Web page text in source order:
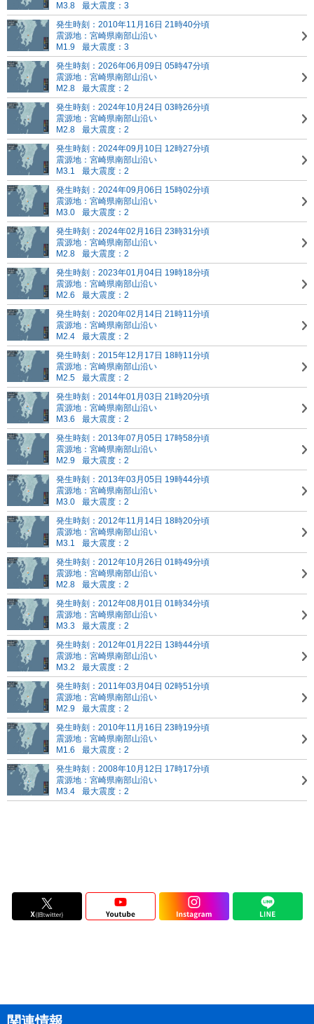
M3.8
最大震度：3
発生時刻：2010年11月16日 21時40分頃
震源地：宮崎県南部山沿い
M1.9
最大震度：3
発生時刻：2026年06月09日 05時47分頃
震源地：宮崎県南部山沿い
M2.8
最大震度：2
発生時刻：2024年10月24日 03時26分頃
震源地：宮崎県南部山沿い
M2.8
最大震度：2
発生時刻：2024年09月10日 12時27分頃
震源地：宮崎県南部山沿い
M3.1
最大震度：2
発生時刻：2024年09月06日 15時02分頃
震源地：宮崎県南部山沿い
M3.0
最大震度：2
発生時刻：2024年02月16日 23時31分頃
震源地：宮崎県南部山沿い
M2.8
最大震度：2
発生時刻：2023年01月04日 19時18分頃
震源地：宮崎県南部山沿い
M2.6
最大震度：2
発生時刻：2020年02月14日 21時11分頃
震源地：宮崎県南部山沿い
M2.4
最大震度：2
発生時刻：2015年12月17日 18時11分頃
震源地：宮崎県南部山沿い
M2.5
最大震度：2
発生時刻：2014年01月03日 21時20分頃
震源地：宮崎県南部山沿い
M3.6
最大震度：2
発生時刻：2013年07月05日 17時58分頃
震源地：宮崎県南部山沿い
M2.9
最大震度：2
発生時刻：2013年03月05日 19時44分頃
震源地：宮崎県南部山沿い
M3.0
最大震度：2
発生時刻：2012年11月14日 18時20分頃
震源地：宮崎県南部山沿い
M3.1
最大震度：2
発生時刻：2012年10月26日 01時49分頃
震源地：宮崎県南部山沿い
M2.8
最大震度：2
発生時刻：2012年08月01日 01時34分頃
震源地：宮崎県南部山沿い
M3.3
最大震度：2
発生時刻：2012年01月22日 13時44分頃
震源地：宮崎県南部山沿い
M3.2
最大震度：2
発生時刻：2011年03月04日 02時51分頃
震源地：宮崎県南部山沿い
M2.9
最大震度：2
発生時刻：2010年11月16日 23時19分頃
震源地：宮崎県南部山沿い
M1.6
最大震度：2
発生時刻：2008年10月12日 17時17分頃
震源地：宮崎県南部山沿い
M3.4
最大震度：2